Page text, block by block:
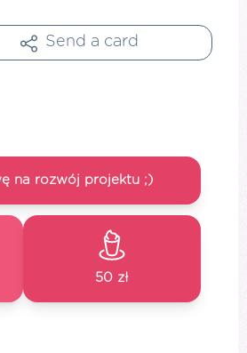
Send a card
na rozwój projektu ;)
50 zł